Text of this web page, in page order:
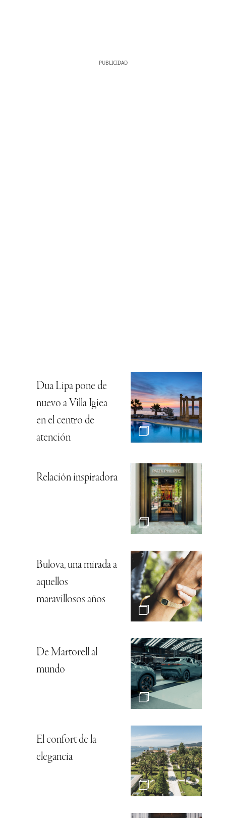
Dua Lipa pone de
nuevo a Villa Igiea
en el centro de
atención
Relación inspiradora
Bulova, una mirada a
aquellos
maravillosos años
De Martorell al
mundo
El confort de la
elegancia